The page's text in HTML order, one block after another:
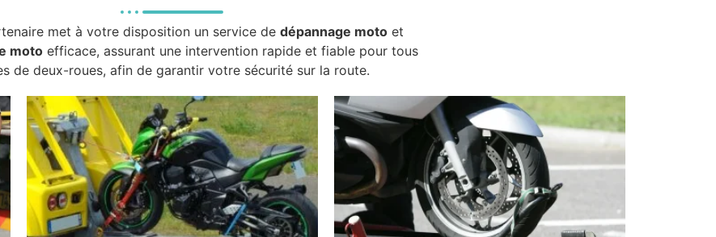
met à votre disposition un service de dépannage motoet
motoefficace, assurant une intervention rapide et fiable pour tous
de deux-roues, afin de garantir votre sécurité sur la route.